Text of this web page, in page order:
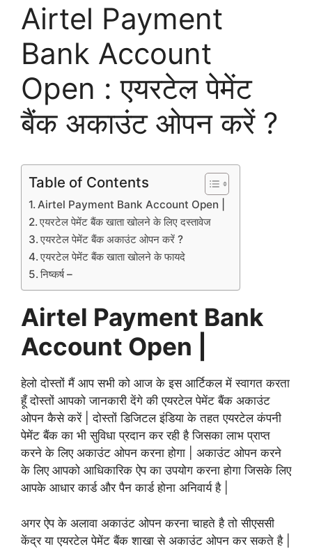
Airtel Payment
Bank Account
Open : एयरटेल पेमेंट
बैंक अकाउंट ओपन करें ?
Table of Contents
Airtel Payment Bank Account Open |
एयरटेल पेमेंट बैंक खाता खोलने के लिए दस्तावेज
एयरटेल पेमेंट बैंक अकाउंट ओपन करें ?
एयरटेल पेमेंट बैंक खाता खोलने के फायदे
निष्कर्ष –
Airtel Payment Bank
Account Open |
हेलो दोस्तों मैं आप सभी को आज के इस आर्टिकल में स्वागत करता
हूँ दोस्तों आपको जानकारी देंगे की एयरटेल पेमेंट बैंक अकाउंट
ओपन कैसे करें | दोस्तों डिजिटल इंडिया के तहत एयरटेल कंपनी
पेमेंट बैंक का भी सुविधा प्रदान कर रही है जिसका लाभ प्राप्त
करने के लिए अकाउंट ओपन करना होगा | अकाउंट ओपन करने
के लिए आपको आधिकारिक ऐप का उपयोग करना होगा जिसके लिए
आपके आधार कार्ड और पैन कार्ड होना अनिवार्य है |
अगर ऐप के अलावा अकाउंट ओपन करना चाहते है तो सीएससी
केंद्र या एयरटेल पेमेंट बैंक शाखा से अकाउंट ओपन कर सकते है |